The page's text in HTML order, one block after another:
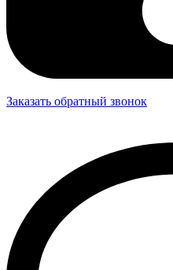
Заказать обратный звонок